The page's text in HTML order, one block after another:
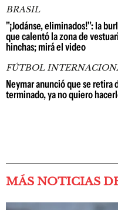
BRASIL
"¡Jodánse, eliminados!": la
que calentó la zona de
hinchas; mirá el video
FÚTBOL
Neymar anunció que se retira
terminado, ya no quiero
MÁS NOTICIAS